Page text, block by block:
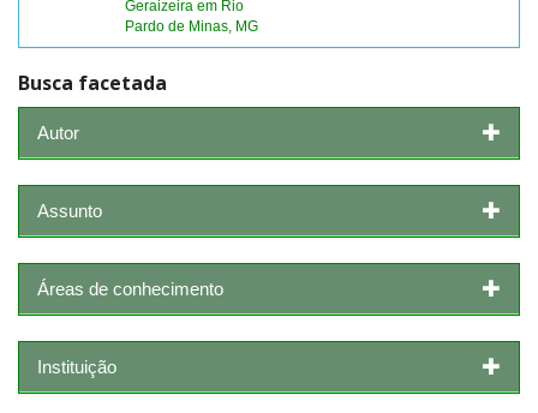
Geraizeira em Rio
Pardo de Minas, MG
Busca facetada
Autor
Assunto
Áreas de conhecimento
Instituição